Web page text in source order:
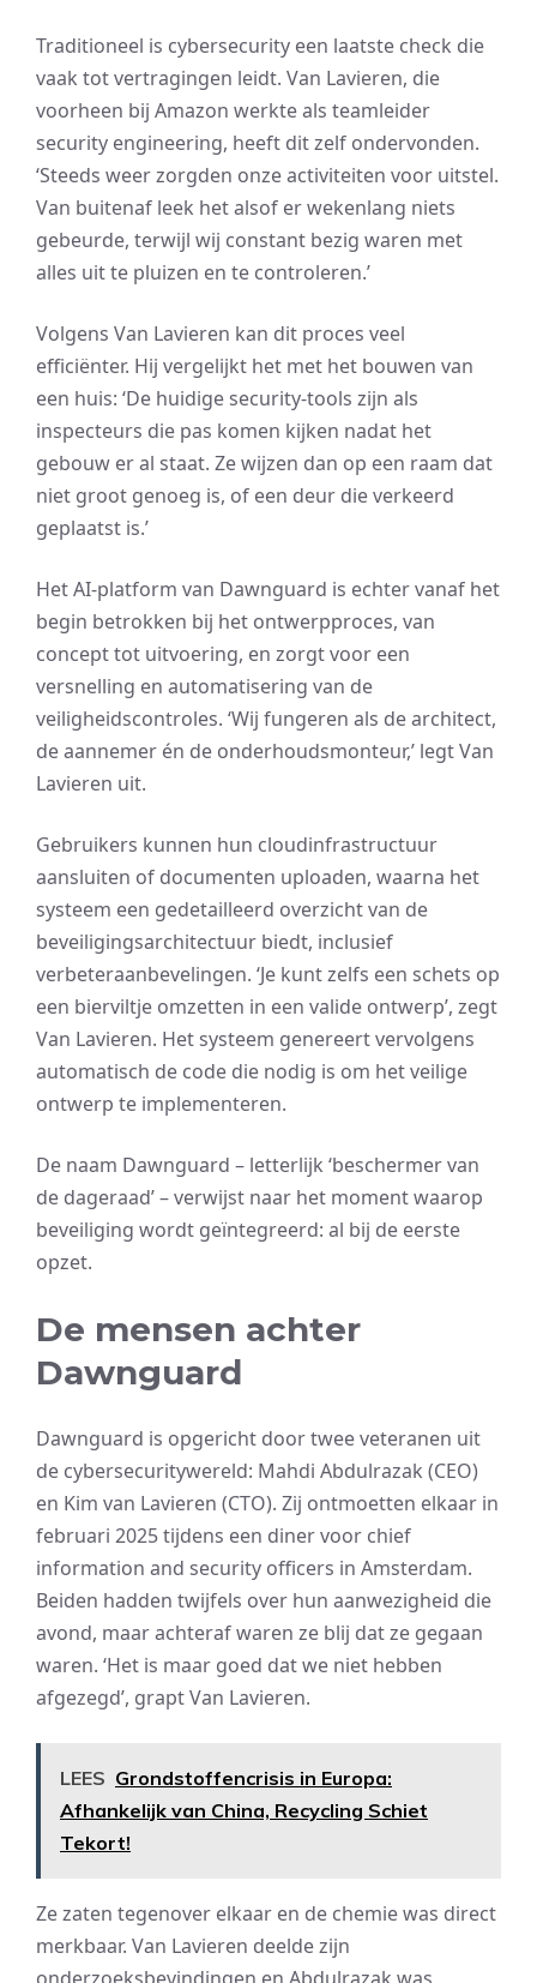
Traditioneel is cybersecurity een laatste check die
vaak tot vertragingen leidt. Van Lavieren, die
voorheen bij Amazon werkte als teamleider
security engineering, heeft dit zelf ondervonden.
‘Steeds weer zorgden onze activiteiten voor uitstel.
Van buitenaf leek het alsof er wekenlang niets
gebeurde, terwijl wij constant bezig waren met
alles uit te pluizen en te controleren.’
Volgens Van Lavieren kan dit proces veel
efficiënter. Hij vergelijkt het met het bouwen van
een huis: ‘De huidige security-tools zijn als
inspecteurs die pas komen kijken nadat het
gebouw er al staat. Ze wijzen dan op een raam dat
niet groot genoeg is, of een deur die verkeerd
geplaatst is.’
Het AI-platform van Dawnguard is echter vanaf het
begin betrokken bij het ontwerpproces, van
concept tot uitvoering, en zorgt voor een
versnelling en automatisering van de
veiligheidscontroles. ‘Wij fungeren als de architect,
de aannemer én de onderhoudsmonteur,’ legt Van
Lavieren uit.
Gebruikers kunnen hun cloudinfrastructuur
aansluiten of documenten uploaden, waarna het
systeem een gedetailleerd overzicht van de
beveiligingsarchitectuur biedt, inclusief
verbeteraanbevelingen. ‘Je kunt zelfs een schets op
een bierviltje omzetten in een valide ontwerp’, zegt
Van Lavieren. Het systeem genereert vervolgens
automatisch de code die nodig is om het veilige
ontwerp te implementeren.
De naam Dawnguard – letterlijk ‘beschermer van
de dageraad’ – verwijst naar het moment waarop
beveiliging wordt geïntegreerd: al bij de eerste
opzet.
De mensen achter
Dawnguard
Dawnguard is opgericht door twee veteranen uit
de cybersecuritywereld: Mahdi Abdulrazak (CEO)
en Kim van Lavieren (CTO). Zij ontmoetten elkaar in
februari 2025 tijdens een diner voor chief
information and security officers in Amsterdam.
Beiden hadden twijfels over hun aanwezigheid die
avond, maar achteraf waren ze blij dat ze gegaan
waren. ‘Het is maar goed dat we niet hebben
afgezegd’, grapt Van Lavieren.
LEES Grondstoffencrisis in Europa:
Afhankelijk van China, Recycling Schiet
Tekort!
Ze zaten tegenover elkaar en de chemie was direct
merkbaar. Van Lavieren deelde zijn